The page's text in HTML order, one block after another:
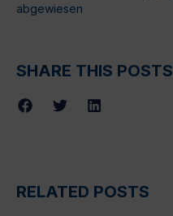
abgewiesen
SHARE THIS POSTS
RELATED POSTS